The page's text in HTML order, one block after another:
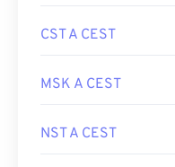
CST A CEST
MSK A CEST
NST A CEST